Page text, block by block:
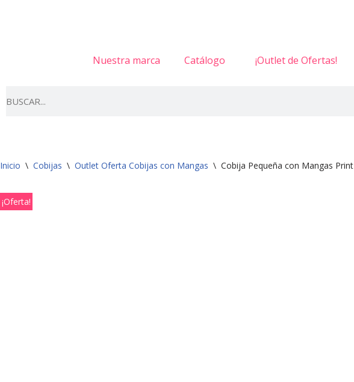
Nuestra marca Catálogo ¡Outlet de Ofertas!
Inicio \ Cobijas \ Outlet Oferta Cobijas con Mangas \ Cobija Pequeña con Mangas Print
¡Oferta!